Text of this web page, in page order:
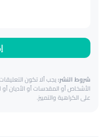
شروط النشر:يجب ألا تكون
الأشخاص أو المقدسات أو الأديان
على الكراهية والتمييز.